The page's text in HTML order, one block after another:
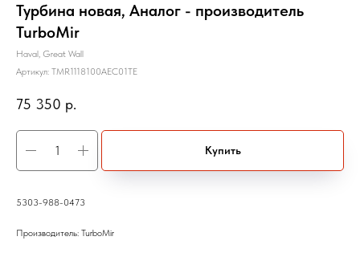
Турбина новая, Аналог - производитель
TurboMir
Haval, Great Wall
Артикул: TMR1118100AEC01TE
75 350 р.
Купить
5303-988-0473
Производитель: TurboMir